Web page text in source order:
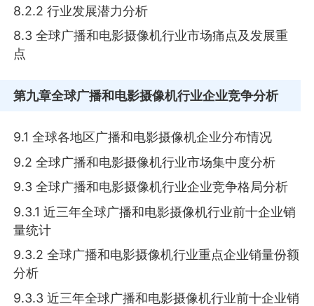
8.2.2 行业发展潜力分析
8.3 全球广播和电影摄像机行业市场痛点及发展重
点
第九章全球广播和电影摄像机行业企业竞争分析
9.1 全球各地区广播和电影摄像机企业分布情况
9.2 全球广播和电影摄像机行业市场集中度分析
9.3 全球广播和电影摄像机行业企业竞争格局分析
9.3.1 近三年全球广播和电影摄像机行业前十企业销
量统计
9.3.2 全球广播和电影摄像机行业重点企业销量份额
分析
9.3.3 近三年全球广播和电影摄像机行业前十企业销